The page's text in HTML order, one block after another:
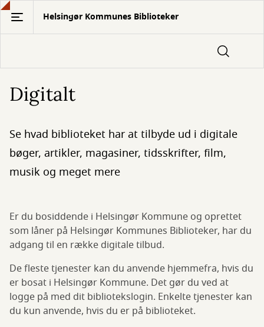
Gå
hovedindhold
Helsingør Kommunes Biblioteker
Digitalt
Se hvad biblioteket har at tilbyde ud i digitale
bøger, artikler, magasiner, tidsskrifter, film,
musik og meget mere
Er du bosiddende i Helsingør Kommune og oprettet
som låner på Helsingør Kommunes Biblioteker, har du
adgang til en række digitale tilbud.
De fleste tjenester kan du anvende hjemmefra, hvis du
er bosat i Helsingør Kommune. Det gør du ved at
logge på med dit bibliotekslogin. Enkelte tjenester kan
du kun anvende, hvis du er på biblioteket.